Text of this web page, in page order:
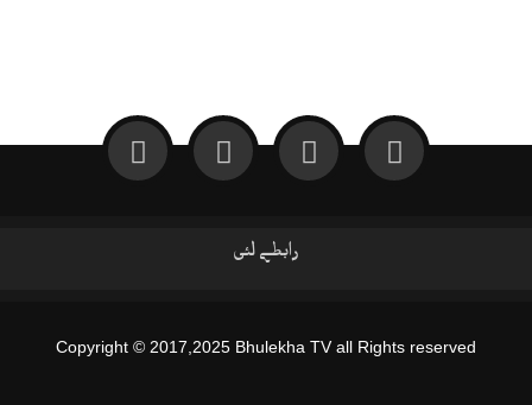
رابطے لئی
Copyright © 2017,2025 Bhulekha TV all Rights reserved